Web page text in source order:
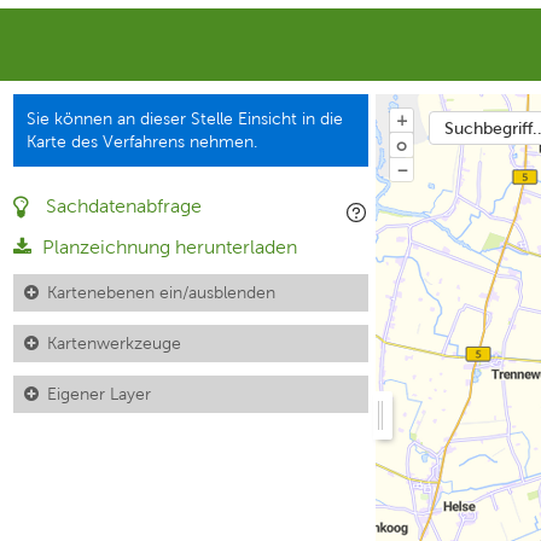
Sie können an dieser Stelle Einsicht in die
Karte des Verfahrens nehmen.
Sachdatenabfrage
Planzeichnung herunterladen
Kartenebenen ein/ausblenden
Kartenwerkzeuge
Eigener Layer
+
o
−